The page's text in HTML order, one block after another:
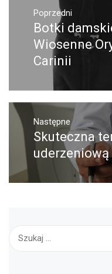
Nawigacja
wpisu
Poprzedni
Poprzedni
wpis:
Botki
Wiosenne
Carinii
Następne
Następny
post:
Skuteczna
Szukaj: